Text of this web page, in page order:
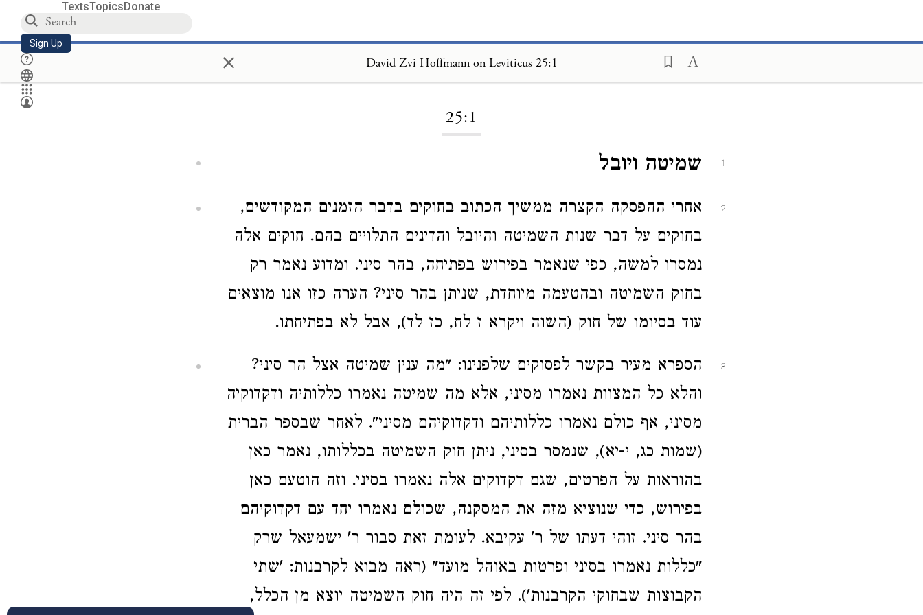
TextsTopicsDonate
Sign Up × David Zvi Hoffmann on Leviticus 25:1
25:1
1 שמיטה ויובל
2
אחרי ההפסקה הקצרה ממשיך הכתוב בחוקים בדבר הזמנים המקודשים,
בחוקים על דבר שנות השמיטה והיובל והדינים התלויים בהם. חוקים אלה
נמסרו למשה, כפי שנאמר בפירוש בפתיחה, בהר סיני. ומדוע נאמר רק
בחוק השמיטה ובהטעמה מיוחדת, שניתן בהר סיני? הערה כזו אנו מוצאים
עוד בסיומו של חוק (השוה ויקרא ז לח, כז לד), אבל לא בפתיחתו.
3
הספרא מעיר בקשר לפסוקים שלפנינו: "מה ענין שמיטה אצל הר סיני?
והלא כל המצוות נאמרו מסיני, אלא מה שמיטה נאמרו כללותיה ודקדוקיה
מסיני, אף כולם נאמרו כללותיהם ודקדוקיהם מסיני". לאחר שבספר הברית
(שמות כג, י-יא), שנמסר בסיני, ניתן חוק השמיטה בכללותו, נאמר כאן
בהוראות על הפרטים, שגם דקדוקים אלה נאמרו בסיני. וזה הוטעם כאן
בפירוש, כדי שנוציא מזה את המסקנה, שכולם נאמרו יחד עם דקדוקיהם
בהר סיני. זוהי דעתו של ר' עקיבא. לעומת זאת סבור ר' ישמעאל שרק
"כללות נאמרו בסיני ופרטות באוהל מועד" (ראה מבוא לקרבנות: 'שתי
הקבוצות שבחוקי הקרבנות'). לפי זה היה חוק השמיטה יוצא מן הכלל,